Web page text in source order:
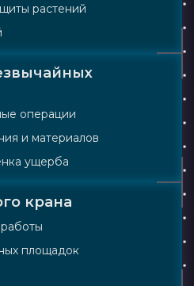
растений
операции
и материалов
ущерба
крана
площадок